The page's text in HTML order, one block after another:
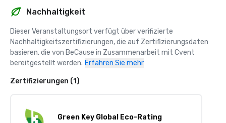
Nachhaltigkeit
Dieser Veranstaltungsort verfügt über verifizierte
Nachhaltigkeitszertifizierungen, die auf Zertifizierungsdaten
basieren, die von BeCause in Zusammenarbeit mit Cvent
bereitgestellt werden. Erfahren Sie mehr
Zertifizierungen (1)
Green Key Global Eco-Rating